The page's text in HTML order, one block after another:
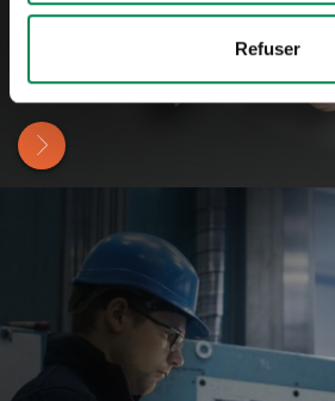
Refuser
ÉDUCATION, SOINS DE
ASSISTANCE SOCIALE